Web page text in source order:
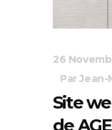
26
Par Jean-
Site
de